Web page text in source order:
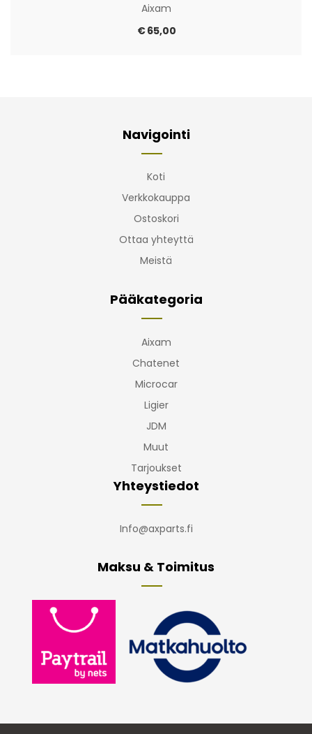
Aixam
€65,00
Navigointi
Koti
Verkkokauppa
Ostoskori
Ottaa yhteyttä
Meistä
Pääkategoria
Aixam
Chatenet
Microcar
Ligier
JDM
Muut
Tarjoukset
Yhteystiedot
Info@axparts.fi
Maksu & Toimitus